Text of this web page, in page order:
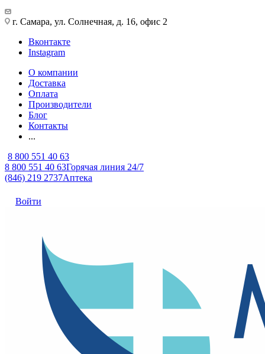
г. Самара, ул. Солнечная, д. 16, офис 2
Вконтакте
Instagram
О компании
Доставка
Оплата
Производители
Блог
Контакты
...
8 800 551 40 63
8 800 551 40 63Горячая линия 24/7
(846) 219 2737Аптека
Войти